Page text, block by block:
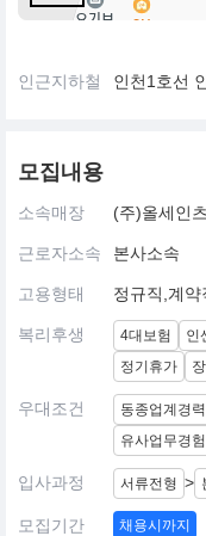
인근지하철 인천1호선
모집내용
소속매장 (주)올세인
근로자소속 본사소속
고용형태 정규직,계약
복리후생 4대보험 인
정기휴가
우대조건 동종업계경력
유사업무경
입사과정 서류전형 >
모집기간 채용시까지